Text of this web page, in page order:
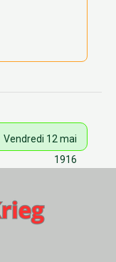
Vendredi 12 mai
1916